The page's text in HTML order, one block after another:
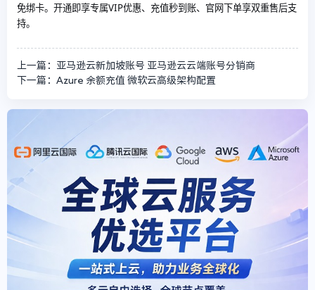
免绑卡。开通即享专属VIP优惠、充值秒到账、官网下单享双重售后支
持。
上一篇：亚马逊云新加坡账号 亚马逊云云端账号分销商
下一篇：Azure 余额充值 微软云高级架构配置